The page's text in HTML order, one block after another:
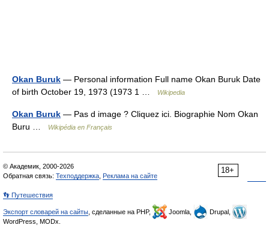
Okan Buruk — Personal information Full name Okan Buruk Date
of birth October 19, 1973 (1973 1 …
Wikipedia
Okan Buruk — Pas d image ? Cliquez ici. Biographie Nom Okan
Buru …
Wikipédia en Français
18+
© Академик, 2000-2026
Обратная связь: Техподдержка Реклама на сайте
👣 Путешествия
Экспорт словарей на сайты , сделанные на PHP, Joomla,
Drupal,
WordPress, MODx.